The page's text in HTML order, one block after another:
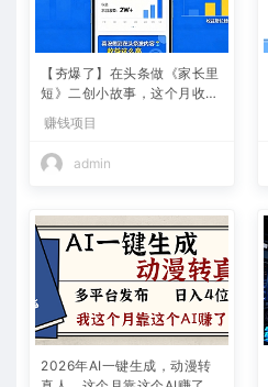
【夯爆了】在头条做《家长里
短》二创小故事，这个月收益
2w+
赚钱项目
admin
2026年AI一键生成，动漫转